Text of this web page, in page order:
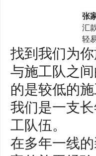
张
汇
轻
找到我们为
与施工队之
的是较低的
我们是一支
工队伍。
在多年一线